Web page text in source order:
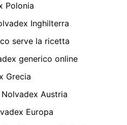
Polonia
Inghilterra
serve la ricetta
generico online
Grecia
Austria
Europa